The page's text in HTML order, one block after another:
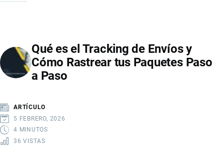
ECUADOR
DESDE
ESTADOS
Qué es el Tracking de Envíos y
Cómo Rastrear tus Paquetes Paso
a Paso
ARTÍCULO
5 FEBRERO, 2026
4 MINUTOS
36 VISTAS